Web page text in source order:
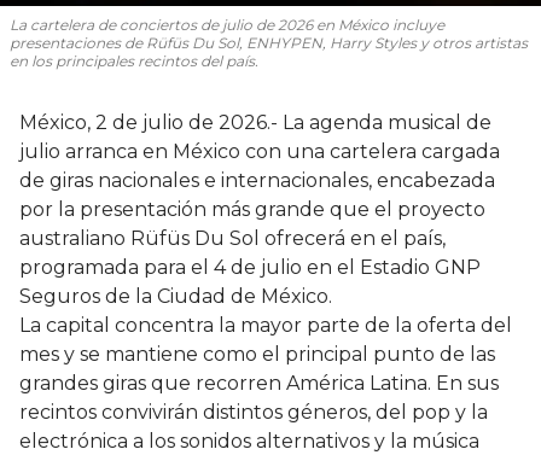
La cartelera de conciertos de julio de 2026 en México incluye
presentaciones de Rüfüs Du Sol, ENHYPEN, Harry Styles y otros artistas
en los principales recintos del país.
México, 2 de julio de 2026.- La agenda musical de
julio arranca en México con una cartelera cargada
de giras nacionales e internacionales, encabezada
por la presentación más grande que el proyecto
australiano Rüfüs Du Sol ofrecerá en el país,
programada para el 4 de julio en el Estadio GNP
Seguros de la Ciudad de México.
La capital concentra la mayor parte de la oferta del
mes y se mantiene como el principal punto de las
grandes giras que recorren América Latina. En sus
recintos convivirán distintos géneros, del pop y la
electrónica a los sonidos alternativos y la música